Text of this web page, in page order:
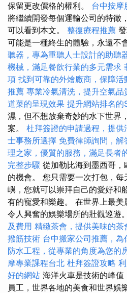
保留更改價格的權利。 台中按摩
將繼續開發每個運輸公司的特徵
可以看到本文。 整復療程推薦
可能是一種終生的體驗，永遠不
聽器，專為重聽人士設計的助聽
機械，滿足餐飲行業的多元需求
項 找到可靠的外燴廠商，保障活
推薦 專業冷氣清洗，提升空氣品
道菜的呈現效果 提升網站排名的
濕，但不想放棄奇妙的水下世界
案。 杜拜簽證的申請過程，提供
士事務所選擇 免費律師詢問，
理之家，優質的服務，滿足長者
完整步驟 從加勒比海到墨西哥
的機會。 您只需要一次打包，
嶼，您就可以崇拜自己的愛好和
有的寵愛和樂趣。 在世界上最美
令人興奮的娛樂場所的壯觀巡遊。
及費用 精緻茶會，提供美味的茶
撥筋技術 台中搬家公司推薦，
防水工程，從專業的角度為您的
摩專業課程台北 杜拜簽證攻略
好的網站 海洋火車是技術的峰
員工，世界各地的美食和世界娛